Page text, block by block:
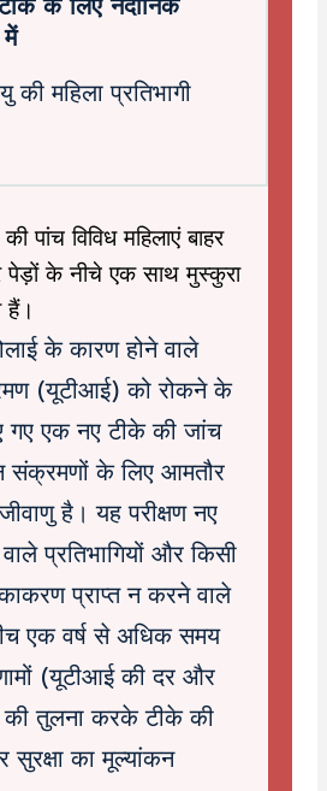
के लिए नैदानिक
में
की महिला प्रतिभागी
के कारण होने वाले
(यूटीआई) को रोकने के
गए एक नए टीके की जांच
संक्रमणों के लिए आमतौर
है। यह परीक्षण नए
प्रतिभागियों और किसी
प्राप्त न करने वाले
एक वर्ष से अधिक समय
(यूटीआई की दर और
की तुलना करके टीके की
सुरक्षा का मूल्यांकन